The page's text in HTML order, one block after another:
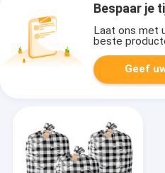
Bespaar je
Laat ons met
beste
Geef